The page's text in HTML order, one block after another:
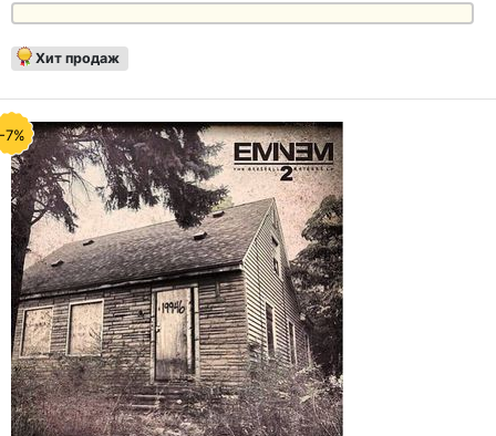
Хит продаж
7%